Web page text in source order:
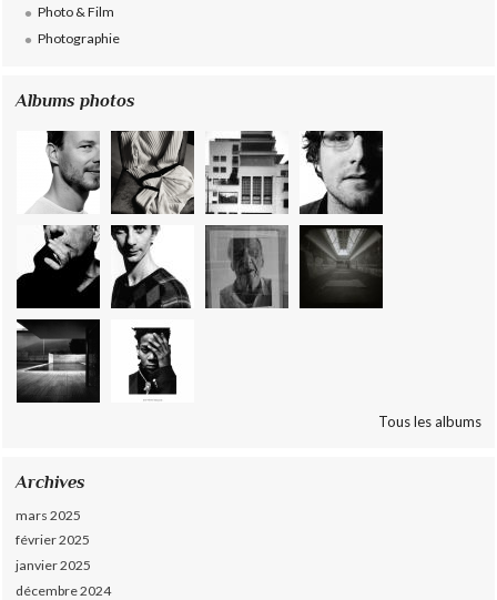
Photo & Film
Photographie
Albums photos
Tous les albums
Archives
mars 2025
février 2025
janvier 2025
décembre 2024